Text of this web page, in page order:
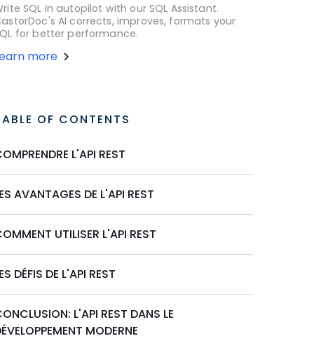
SQL in autopilot with our SQL Assistant.
AI corrects, improves, formats your
for better performance.
more
OF CONTENTS
L'API REST
AVANTAGES DE L'API REST
UTILISER L'API REST
DÉFIS DE L'API REST
L'API REST DANS LE
MODERNE